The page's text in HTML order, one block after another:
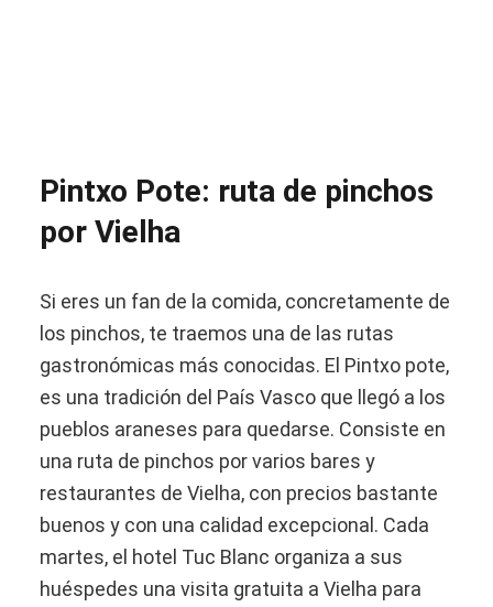
Pintxo Pote: ruta de pinchos
por Vielha
Si eres un fan de la comida, concretamente de
los pinchos, te traemos una de las rutas
gastronómicas más conocidas. El Pintxo pote,
es una tradición del País Vasco que llegó a los
pueblos araneses para quedarse. Consiste en
una ruta de pinchos por varios bares y
restaurantes de Vielha, con precios bastante
buenos y con una calidad excepcional. Cada
martes, el hotel Tuc Blanc organiza a sus
huéspedes una visita gratuita a Vielha para